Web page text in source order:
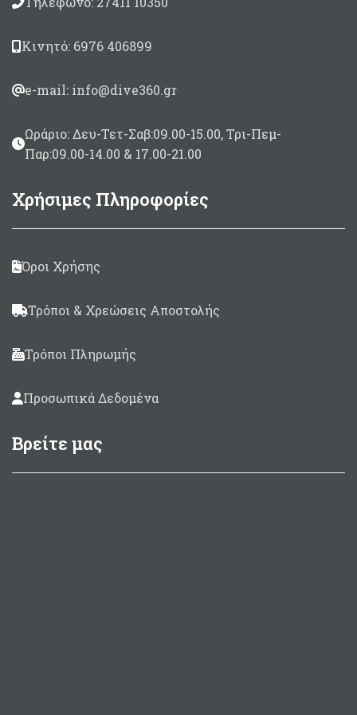
Κινητό: 6976 406899
e-mail: info@dive360.gr
Ωράριο: Δευ-Τετ-Σαβ:09.00-15.00, Τρι-Πεμ-
Παρ:09.00-14.00 & 17.00-21.00
Χρήσιμες Πληροφορίες
Όροι Χρήσης
Τρόποι & Χρεώσεις Αποστολής
Τρόποι Πληρωμής
Προσωπικά Δεδομένα
Βρείτε μας